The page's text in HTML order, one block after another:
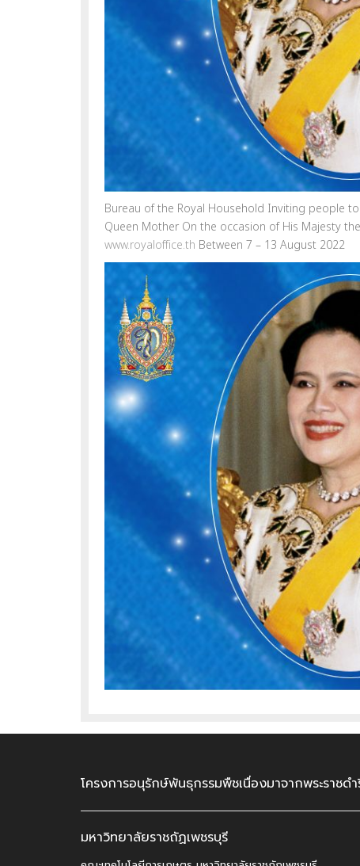
Bureau of the Royal Household Inviting people
Queen Mother On the occasion of His Majesty
www.royaloffice.th Between 7 – 13 August 2022
โครงการอนุรักษ์พันธุกรรมพืชเนื่องมาจากพระราชดำ
มหาวิทยาลัยราชถัฏเพชรบุรี